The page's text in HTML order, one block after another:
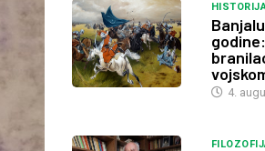
4.